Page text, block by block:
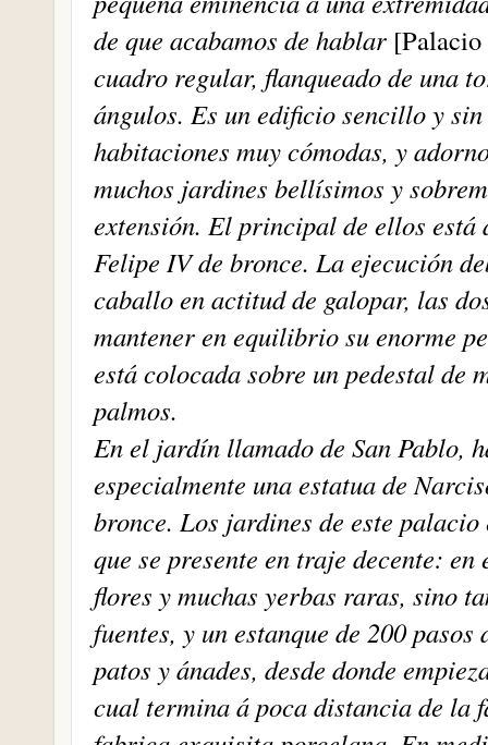
de que acabamos de hablar
cuadro regular, flanqueado de una
ángulos. Es un edificio sencillo y
habitaciones muy cómodas, y
muchos jardines bellísimos y
extensión. El principal de ellos está
Felipe IV de bronce. La ejecución
caballo en actitud de galopar, las
mantener en equilibrio su enorme
está colocada sobre un pedestal
palmos.
En el jardín llamado de San Pablo,
especialmente una estatua de
bronce. Los jardines de este
que se presente en traje decente:
flores y muchas yerbas raras, sino
fuentes, y un estanque de 200
patos y ánades, desde donde
cual termina á poca distancia de la